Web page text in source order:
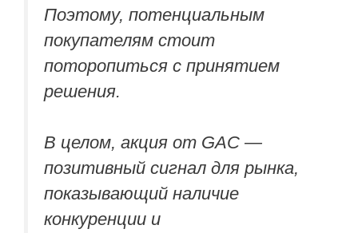
Поэтому, потенциальным
покупателям стоит
поторопиться с принятием
решения.
В целом, акция от GAC —
позитивный сигнал для рынка,
показывающий наличие
конкуренции и